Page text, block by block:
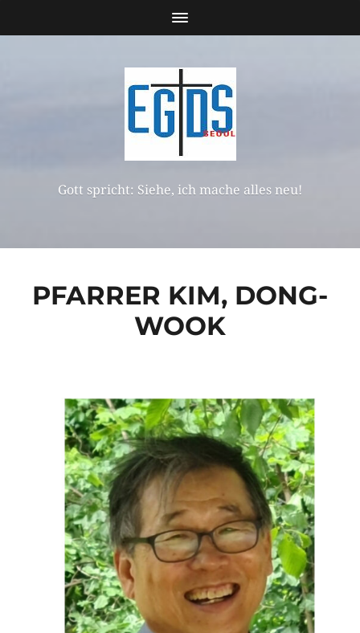
Gott spricht: Siehe, ich mache alles neu!
PFARRER KIM, DONG-
WOOK